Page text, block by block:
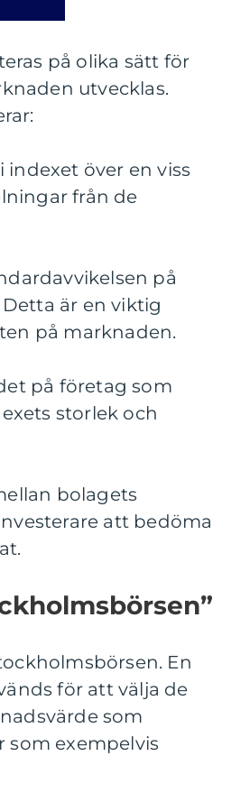
på olika sätt för
utvecklas.
över en viss
från de
på
är en viktig
på marknaden.
på företag som
storlek och
bolagets
att bedöma
En
för att välja de
som
som exempelvis